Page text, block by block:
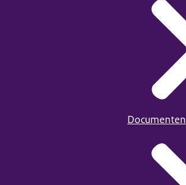
Documenten